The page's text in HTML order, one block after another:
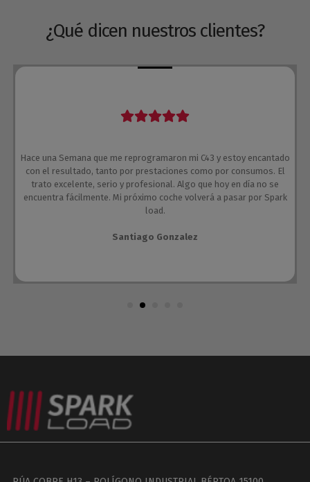
¿Qué dicen nuestros clientes?
Hace una Semana que me reprogramaron mi C43 y estoy encantado
con el resultado, tanto por prestaciones como por consumos. El
trato excelente, serio y profesional. Algo que hoy en día no se
encuentra fácilmente. Mi próximo coche volverá a pasar por Spark
load.
Santiago Gonzalez